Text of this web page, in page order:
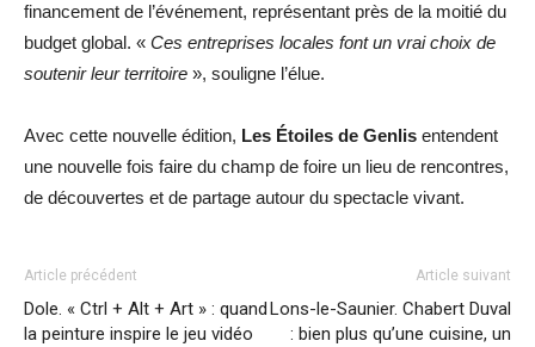
financement de l’événement, représentant près de la moitié du
budget global. « Ces entreprises locales font un vrai choix de
soutenir leur territoire », souligne l’élue.
Avec cette nouvelle édition, Les Étoiles de Genlis entendent
une nouvelle fois faire du champ de foire un lieu de rencontres,
de découvertes et de partage autour du spectacle vivant.
Article précédent
Dole. « Ctrl + Alt + Art » : quand
la peinture inspire le jeu vidéo
Article suivant
Lons-le-Saunier. Chabert Duval
: bien plus qu’une cuisine, un